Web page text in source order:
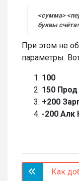
<сумма>
буквы
При этом не
параметры.
100
150 Прод
+200
-200 Алк